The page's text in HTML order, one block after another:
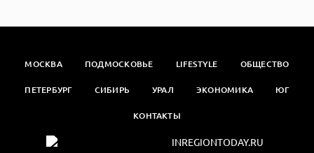
МОСКВА ПОДМОСКОВЬЕ LIFESTYLE ОБЩЕСТВО
ПЕТЕРБУРГ СИБИРЬ УРАЛ ЭКОНОМИКА ЮГ
КОНТАКТЫ